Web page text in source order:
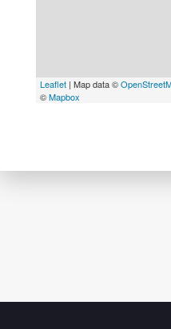
Leaflet | Map data ©
©Mapbox